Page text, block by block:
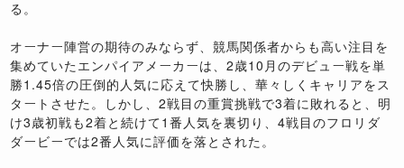
る。
オーナー陣営の期待のみならず、競馬関係者からも高い注目を
集めていたエンパイアメーカーは、2歳10月のデビュー戦を単
勝1.45倍の圧倒的人気に応えて快勝し、華々しくキャリアをス
タートさせた。しかし、2戦目の重賞挑戦で3着に敗れると、明
け3歳初戦も2着と続けて1番人気を裏切り、4戦目のフロリダ
ダービーでは2番人気に評価を落とされた。